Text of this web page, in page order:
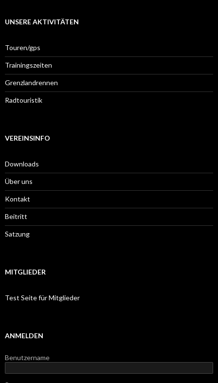
UNSERE AKTIVITÄTEN
Touren/gps
Trainingszeiten
Grenzlandrennen
Radtouristik
VEREINSINFO
Downloads
Über uns
Kontakt
Beitritt
Satzung
MITGLIEDER
Test Seite für Mitglieder
ANMELDEN
Benutzername